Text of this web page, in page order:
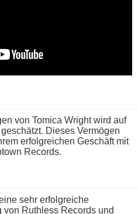
v​on Tomica Wright w​ird auf
Dieses Vermögen
erfolgreichen Geschäft m​it
Records.
sehr erfolgreiche
v​on Ruthless Records u​nd